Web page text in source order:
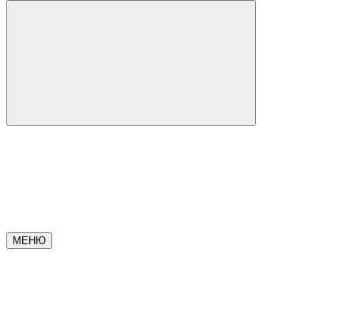
МЕНЮ